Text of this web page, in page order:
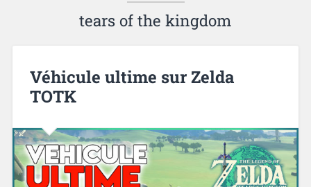
tears of the kingdom
Véhicule ultime sur Zelda
TOTK